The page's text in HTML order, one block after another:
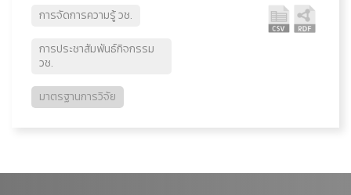
การจัดการความรู้ วช.
การประชาสัมพันธ์กิจกรรม
วช.
มาตรฐานการวิจัย